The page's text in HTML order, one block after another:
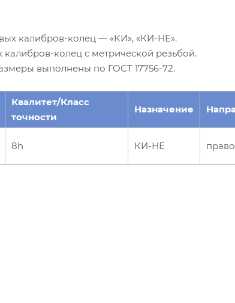
калибров-колец — «КИ», «КИ-НЕ».
колец с метрической резьбой.
выполнены по ГОСТ 17756-72.
Квалитет/Класс
точности
Назначение
8h КИ-НЕ